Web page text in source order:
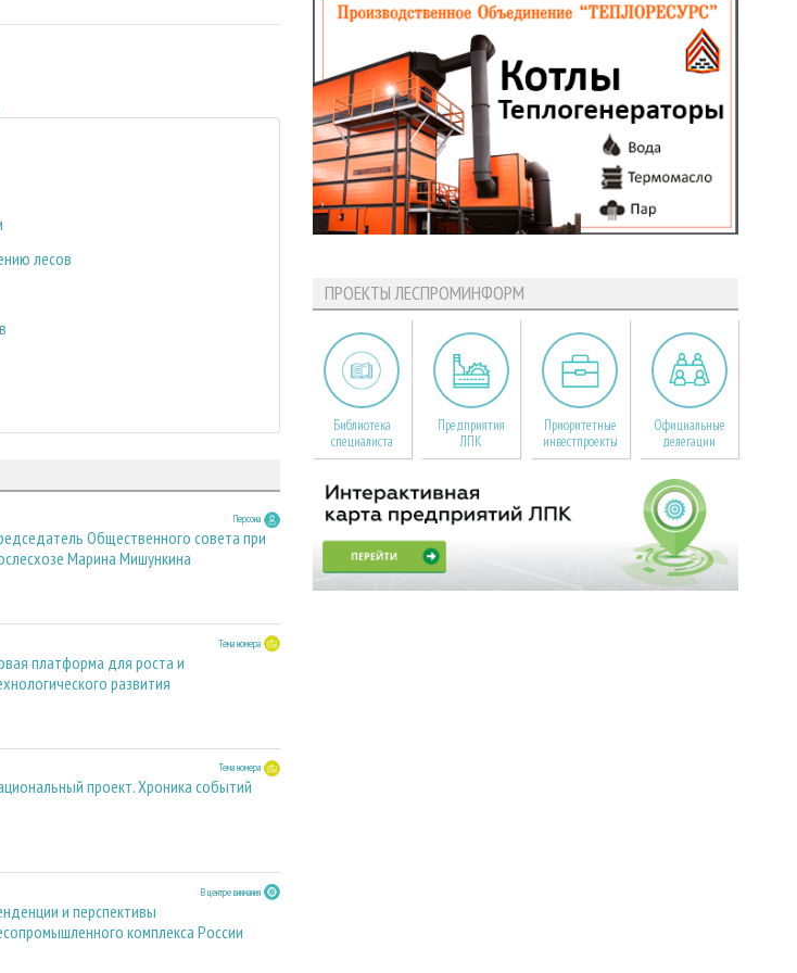
лесов
Персона
Общественного совета при
Марина Мишункина
Тема номера
платформа для роста и
развития
Тема номера
проект. Хроника событий
В центре внимания
и перспективы
комплекса России
ПРОЕКТЫ ЛЕСПРОМИНФОРМ
Библиотека
специалиста
Предприятия
ЛПК
Приоритетные
инвестпроекты
Официальные
делегации